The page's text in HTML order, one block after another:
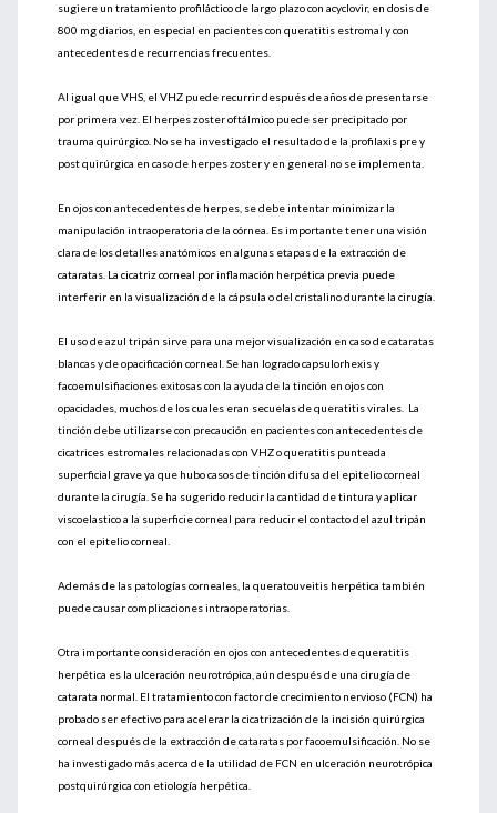
sugiere un tratamiento profiláctico de largo plazo con acyclovir, en dosis de
800 mg diarios, en especial en pacientes con queratitis estromal y con
antecedentes de recurrencias frecuentes.
Al igual que VHS, el VHZ puede recurrir después de años de presentarse
por primera vez. El herpes zoster oftálmico puede ser precipitado por
trauma quirúrgico. No se ha investigado el resultado de la profilaxis pre y
post quirúrgica en caso de herpes zoster y en general no se implementa.
En ojos con antecedentes de herpes, se debe intentar minimizar la
manipulación intraoperatoria de la córnea. Es importante tener una visión
clara de los detalles anatómicos en algunas etapas de la extracción de
cataratas. La cicatriz corneal por inflamación herpética previa puede
interferir en la visualización de la cápsula o del cristalino durante la cirugía.
El uso de azul tripán sirve para una mejor visualización en caso de cataratas
blancas y de opacificación corneal. Se han logrado capsulorhexis y
facoemulsifiaciones exitosas con la ayuda de la tinción en ojos con
opacidades, muchos de los cuales eran secuelas de queratitis virales. La
tinción debe utilizarse con precaución en pacientes con antecedentes de
cicatrices estromales relacionadas con VHZ o queratitis punteada
superficial grave ya que hubo casos de tinción difusa del epitelio corneal
durante la cirugía. Se ha sugerido reducir la cantidad de tintura y aplicar
viscoelastico a la superficie corneal para reducir el contacto del azul tripán
con el epitelio corneal.
Además de las patologías corneales, la queratouveitis herpética también
puede causar complicaciones intraoperatorias.
Otra importante consideración en ojos con antecedentes de queratitis
herpética es la ulceración neurotrópica, aún después de una cirugía de
catarata normal. El tratamiento con factor de crecimiento nervioso (FCN) ha
probado ser efectivo para acelerar la cicatrización de la incisión quirúrgica
corneal después de la extracción de cataratas por facoemulsificación. No se
ha investigado más acerca de la utilidad de FCN en ulceración neurotrópica
postquirúrgica con etiología herpética.